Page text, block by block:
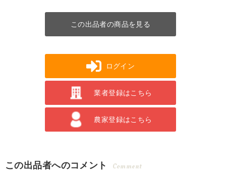
この出品者の商品を見る
ログイン
業者登録はこちら
農家登録はこちら
この出品者へのコメント Comment